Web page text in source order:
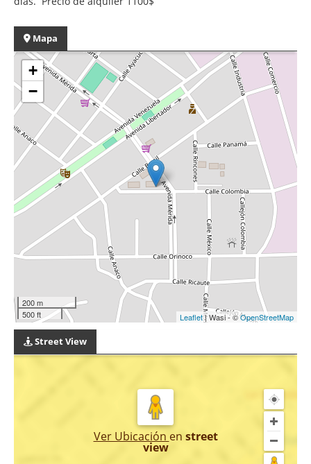
Mapa
+
−
200 m
500 ft
Leaflet| Wasi - ©OpenStreetMap
Street View
Ver Ubicación en street
view